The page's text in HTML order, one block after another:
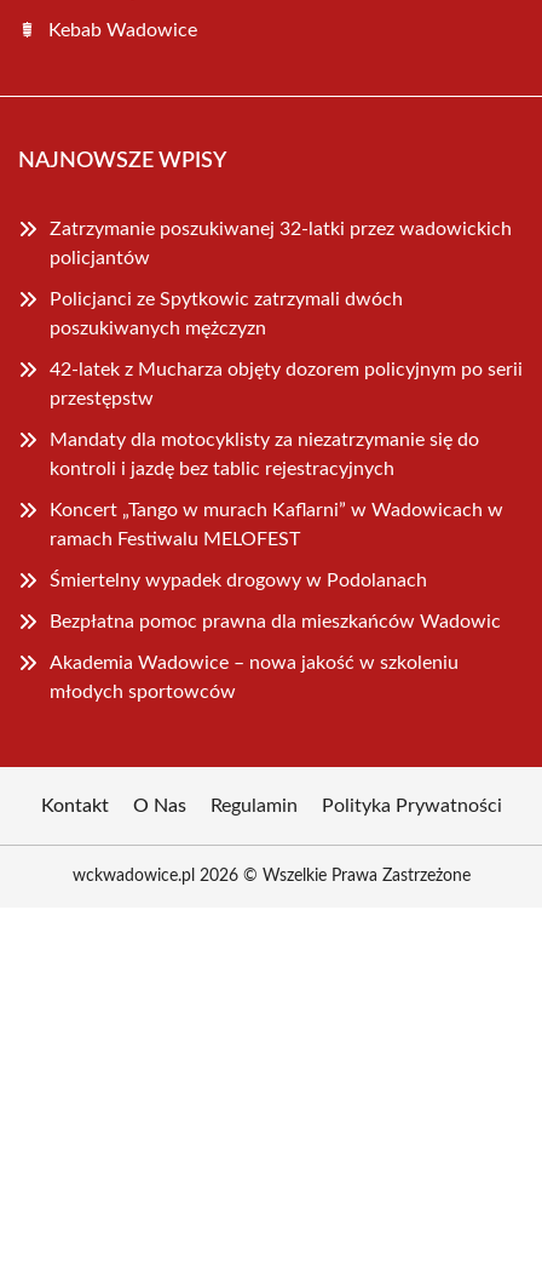
Kebab Wadowice
NAJNOWSZE WPISY
Zatrzymanie poszukiwanej 32-latki przez wadowickich
policjantów
Policjanci ze Spytkowic zatrzymali dwóch
poszukiwanych mężczyzn
42-latek z Mucharza objęty dozorem policyjnym po serii
przestępstw
Mandaty dla motocyklisty za niezatrzymanie się do
kontroli i jazdę bez tablic rejestracyjnych
Koncert „Tango w murach Kaflarni” w Wadowicach w
ramach Festiwalu MELOFEST
Śmiertelny wypadek drogowy w Podolanach
Bezpłatna pomoc prawna dla mieszkańców Wadowic
Akademia Wadowice – nowa jakość w szkoleniu
młodych sportowców
Kontakt O Nas Regulamin Polityka Prywatności
wckwadowice.pl 2026 © Wszelkie Prawa Zastrzeżone